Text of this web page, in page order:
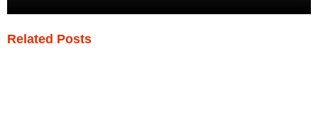
Related Posts